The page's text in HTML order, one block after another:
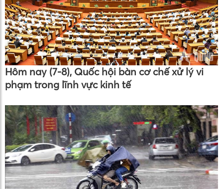
Hôm nay (7-8), Quốc hội bàn cơ chế xử lý vi
phạm trong lĩnh vực kinh tế